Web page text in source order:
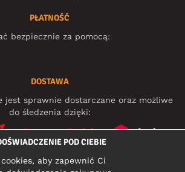
PŁATNOŚĆ
bezpiecznie za pomocą:
DOSTAWA
jest sprawnie dostarczane oraz możliwe
do śledzenia dzięki:
MEDIA SPOŁECZNOŚCIOWE
POD CIEBIE
aby zapewnić Ci